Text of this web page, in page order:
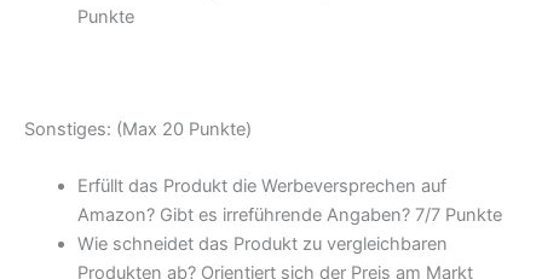
Punkte
Sonstiges: (Max 20 Punkte)
Erfüllt das Produkt die Werbeversprechen auf
Amazon? Gibt es irreführende Angaben? 7/7 Punkte
Wie schneidet das Produkt zu vergleichbaren
Produkten ab? Orientiert sich der Preis am Markt